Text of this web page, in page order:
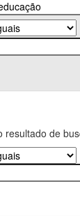
resultado de